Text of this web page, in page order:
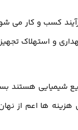
کسب و کار می
و استهلاک
شیمیایی هستند
ها اعم از